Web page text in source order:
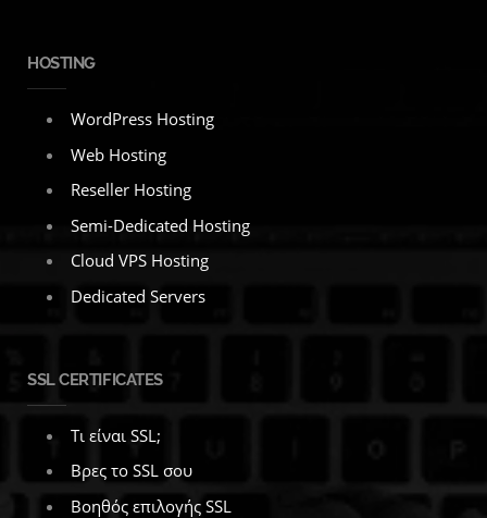
HOSTING
WordPress Hosting
Web Hosting
Reseller Hosting
Semi-Dedicated Hosting
Cloud VPS Hosting
Dedicated Servers
SSL CERTIFICATES
Τι είναι SSL;
Βρες το SSL σου
Βοηθός επιλογής SSL